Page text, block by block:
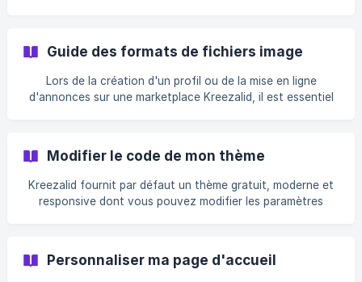
Kreezalid Kreezalid met à disposition de ses clients un CDN
performant, offrant plusieurs avantages:
Redimensionnement des images à la volée: Notre CDN
dispose d'une fonction unique de redimensionnement en
Guide des formats de fichiers image
Lors de la création d'un profil ou de la mise en ligne
d'annonces sur une marketplace Kreezalid, il est essentiel
les images s'affichent correctement sur la plateforme.
Formats d'Image Acceptés Une marketplace Kreezalid
prend en charge les formats d'image suivants : JPG/JPEG :
Idéaux pour les photographies, ces fo
Modifier le code de mon thème
Kreezalid fournit par défaut un thème gratuit, moderne et
responsive dont vous pouvez modifier les paramètres
Personnaliser ma page d'accueil